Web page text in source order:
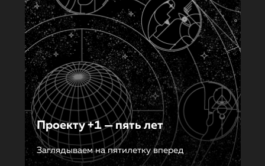
Проекту +1 — пять лет
Заглядываем на пятилетку вперед